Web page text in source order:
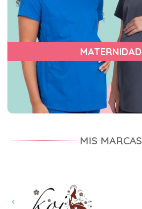
MATERNIDAD
MIS MARCAS